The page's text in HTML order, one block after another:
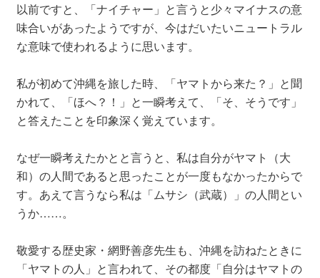
以前ですと、「ナイチャー」と言うと少々マイナスの意
味合いがあったようですが、今はだいたいニュートラル
な意味で使われるように思います。
私が初めて沖縄を旅した時、「ヤマトから来た？」と聞
かれて、「ほへ？！」と一瞬考えて、「そ、そうです」
と答えたことを印象深く覚えています。
なぜ一瞬考えたかとと言うと、私は自分がヤマト（大
和）の人間であると思ったことが一度もなかったからで
す。あえて言うなら私は「ムサシ（武蔵）」の人間とい
うか……。
敬愛する歴史家・網野善彦先生も、沖縄を訪ねたときに
「ヤマトの人」と言われて、その都度「自分はヤマトの